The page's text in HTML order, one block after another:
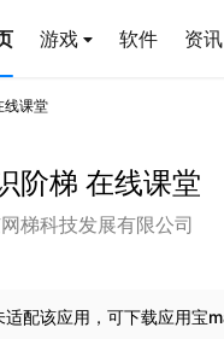
游戏 软件 资讯
线课堂
阶梯 在线课堂
梯科技发展有限公司
配该应用，可下载应用宝